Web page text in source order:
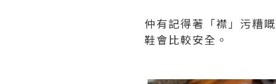
仲有記得著「襟」污糟
鞋會比較安全。